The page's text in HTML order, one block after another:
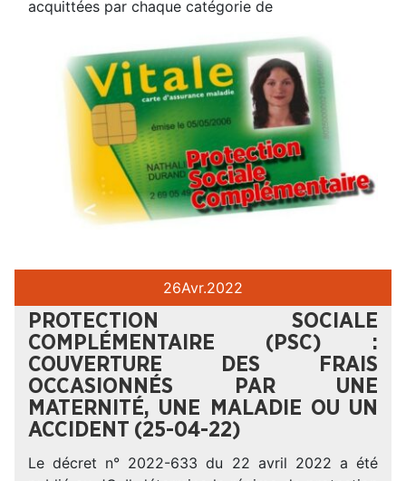
acquittées par chaque catégorie de
26Avr.2022
PROTECTION SOCIALE
COMPLÉMENTAIRE (PSC) :
COUVERTURE DES FRAIS
OCCASIONNÉS PAR UNE
MATERNITÉ, UNE MALADIE OU UN
ACCIDENT (25-04-22)
Le décret n° 2022-633 du 22 avril 2022 a été